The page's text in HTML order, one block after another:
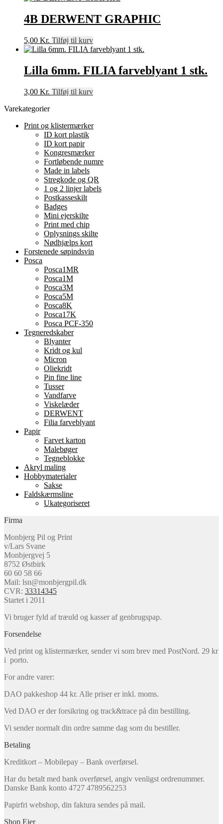
4B DERWENT GRAPHIC
5,00 Kr. Tilføj til kurv
Lilla 6mm. FILIA farveblyant 1 stk.
3,00 Kr. Tilføj til kurv
Varekategorier
Print og klistermærker
ID kort plastik
ID kort papir
Kongresmærker
Fortløbende numre
Made in labels
Stregkode og QR
1 og 2 linjer labels
Postkasseskilt
Badges
Mini ejerskilte
Print med chip
Oplysnings skilte
Nødhjælps kort
Forstenede søpindsvin
Posca
Posca1MR
Posca1M
Posca3M
Posca5M
Posca8K
Posca17K
Posca PCF-350
Tegneredskaber
Blyanter
Kridt og kul
Micron
Oliekridt
Pin fine line
Tusser
Vandfarve
Viskelæder
DERWENT
Filia farveblyant
Papir
Farvet karton
Malebøger
Tegneblokke
Akryl maling
Hobbymaterialer
Sakse
Faldskærmsline
Ukategoriseret
Firma
Monbjerg Pil og Print
v/Lars Svane
Monbjergvej 5
8752 Østbirk
60 60 58 66
Mail: lsn@monbjergpil.dk
CVR: 33314345
Startet i 2011
Vi bruger fyld af træuld og kasser af genbrugspap.
Forsendelse
Ved print og klistermærker, sender vi som brev med PostNord. 29 kr
i porto.
For andre varer:
DAO pakkeshop 44 kr. Alle priser er inkl. moms.
Ved DAO er der forsikring og track&trace på din bestilling.
Vi sender normalt din ordre samme dag som du bestiller.
Betaling
Kreditkort – Mobilepay – Bank overførsel.
Har du betalt med bank overførsel, angiv venligst ordrenummer.
Danske Bank konto 4727 4789562253
Papirfri webshop, din faktura sendes på mail.
Shop Ejer